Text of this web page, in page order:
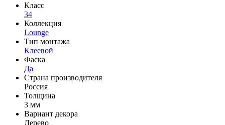
Класс
34
Коллекция
Lounge
Тип монтажа
Клеевой
Фаска
Да
Страна производителя
Россия
Толщина
3 мм
Вариант декора
Дерево